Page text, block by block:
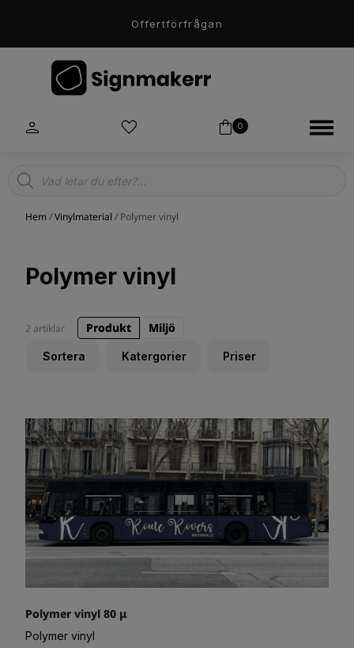
Offertförfrågan
0
Products
search
Hem/Vinylmaterial / Polymer vinyl
Polymer vinyl
Sortera Katergorier Priser
2 artiklar Produkt Miljö
Polymer vinyl 80 μ
Polymer vinyl